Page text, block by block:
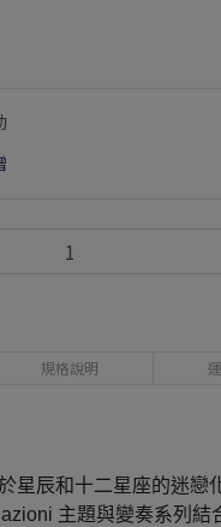
規格說明
星辰和十二星座的迷戀
主題與變奏系列結